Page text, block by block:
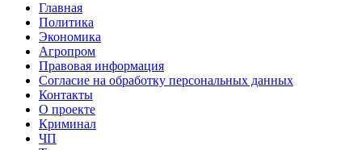
Главная
Политика
Экономика
Агропром
Правовая информация
Согласие на обработку персональных данных
Контакты
О проекте
Криминал
ЧП